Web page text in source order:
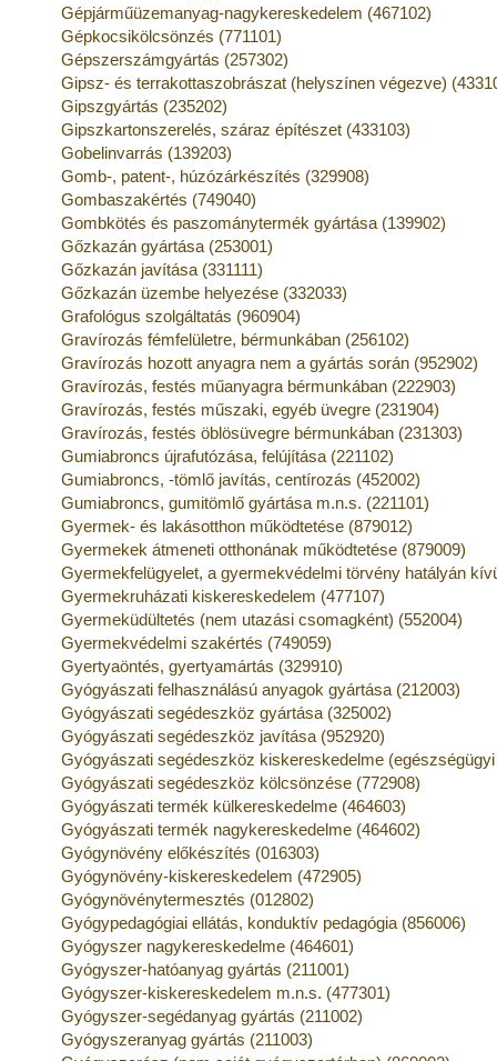
Gépjárműüzemanyag-nagykereskedelem (467102)
Gépkocsikölcsönzés (771101)
Gépszerszámgyártás (257302)
Gipsz- és terrakottaszobrászat (helyszínen végezve)
Gipszgyártás (235202)
Gipszkartonszerelés, száraz építészet (433103)
Gobelinvarrás (139203)
Gomb-, patent-, húzózárkészítés (329908)
Gombaszakértés (749040)
Gombkötés és paszománytermék gyártása (139902)
Gőzkazán gyártása (253001)
Gőzkazán javítása (331111)
Gőzkazán üzembe helyezése (332033)
Grafológus szolgáltatás (960904)
Gravírozás fémfelületre, bérmunkában (256102)
Gravírozás hozott anyagra nem a gyártás során (952902)
Gravírozás, festés műanyagra bérmunkában (222903)
Gravírozás, festés műszaki, egyéb üvegre (231904)
Gravírozás, festés öblösüvegre bérmunkában (231303)
Gumiabroncs újrafutózása, felújítása (221102)
Gumiabroncs, -tömlő javítás, centírozás (452002)
Gumiabroncs, gumitömlő gyártása m.n.s. (221101)
Gyermek- és lakásotthon működtetése (879012)
Gyermekek átmeneti otthonának működtetése (879009)
Gyermekfelügyelet, a gyermekvédelmi törvény hatályán
Gyermekruházati kiskereskedelem (477107)
Gyermeküdültetés (nem utazási csomagként) (552004)
Gyermekvédelmi szakértés (749059)
Gyertyaöntés, gyertyamártás (329910)
Gyógyászati felhasználású anyagok gyártása (212003)
Gyógyászati segédeszköz gyártása (325002)
Gyógyászati segédeszköz javítása (952920)
Gyógyászati segédeszköz kiskereskedelme
Gyógyászati segédeszköz kölcsönzése (772908)
Gyógyászati termék külkereskedelme (464603)
Gyógyászati termék nagykereskedelme (464602)
Gyógynövény előkészítés (016303)
Gyógynövény-kiskereskedelem (472905)
Gyógynövénytermesztés (012802)
Gyógypedagógiai ellátás, konduktív pedagógia (856006)
Gyógyszer nagykereskedelme (464601)
Gyógyszer-hatóanyag gyártás (211001)
Gyógyszer-kiskereskedelem m.n.s. (477301)
Gyógyszer-segédanyag gyártás (211002)
Gyógyszeranyag gyártás (211003)